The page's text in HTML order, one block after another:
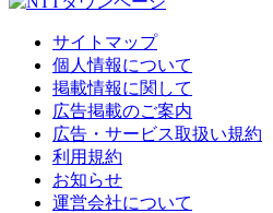
サイトマップ
個人情報について
掲載情報に関して
広告掲載のご案内
広告・サービス取扱い規約
利用規約
お知らせ
運営会社について